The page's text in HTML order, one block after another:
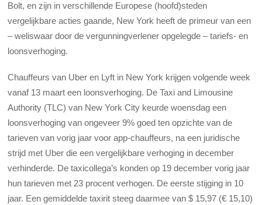
Bolt, en zijn in verschillende Europese (hoofd)steden
vergelijkbare acties gaande, New York heeft de primeur van een
– weliswaar door de vergunningverlener opgelegde – tariefs- en
loonsverhoging.
Chauffeurs van Uber en Lyft in New York krijgen volgende week
vanaf 13 maart een loonsverhoging. De Taxi and Limousine
Authority (TLC) van New York City keurde woensdag een
loonsverhoging van ongeveer 9% goed ten opzichte van de
tarieven van vorig jaar voor app-chauffeurs, na een juridische
strijd met Uber die een vergelijkbare verhoging in december
verhinderde. De taxicollega’s konden op 19 december vorig jaar
hun tarieven met 23 procent verhogen. De eerste stijging in 10
jaar. Een gemiddelde taxirit steeg daarmee van $ 15,97 (€ 15,10)